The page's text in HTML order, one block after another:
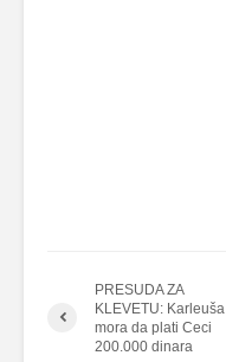
PRESUDA ZA
KLEVETU: Karleuša
mora da plati Ceci
200.000 dinara